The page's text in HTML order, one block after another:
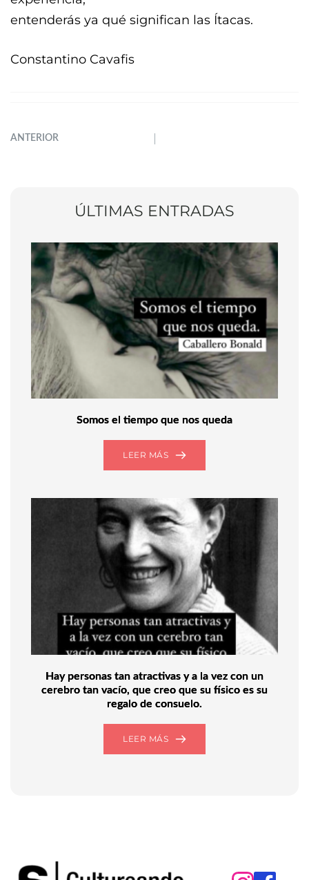
entenderás ya qué significan las Ítacas.
Constantino Cavafis
ANTERIOR
ÚLTIMAS ENTRADAS
Somos el tiempo que nos queda
LEER MÁS
Hay personas tan atractivas y a la vez con un
cerebro tan vacío, que creo que su físico es su
regalo de consuelo.
LEER MÁS